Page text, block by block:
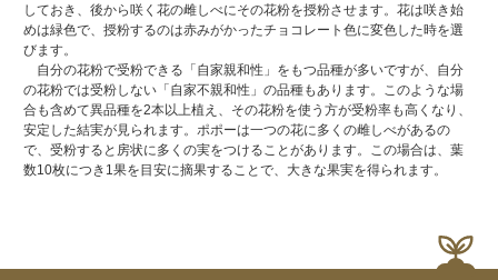
しておき、後から咲く花の雌しべにその花粉を授粉させます。花は咲き始
めは緑色で、授粉するのは赤みがかったチョコレート色に変色した時を選
びます。
自分の花粉で受粉できる「自家親和性」をもつ品種が多いですが、自分
の花粉では受粉しない「自家不親和性」の品種もあります。このような場
合も含めて異品種を2本以上植え、その花粉を使う方が受粉率も高くなり、
安定した結実が見られます。ポポーは一つの花に多くの雌しべがあるの
で、受粉すると房状に多くの実をつけることがあります。この場合は、葉
数10枚につき1果を目安に摘果することで、大きな果実を得られます。